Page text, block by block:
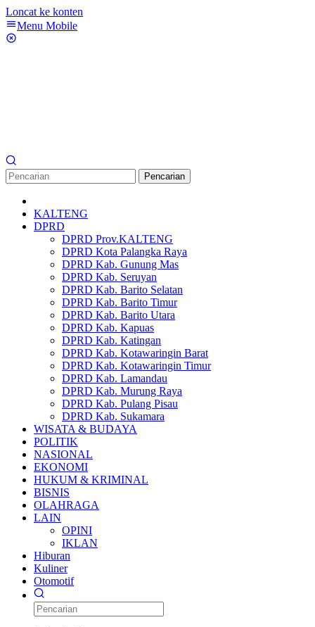
Loncat ke konten
Menu Mobile
Pencarian
KALTENG
DPRD
DPRD Prov.KALTENG
DPRD Kota Palangka Raya
DPRD Kab. Gunung Mas
DPRD Kab. Seruyan
DPRD Kab. Barito Selatan
DPRD Kab. Barito Timur
DPRD Kab. Barito Utara
DPRD Kab. Kapuas
DPRD Kab. Katingan
DPRD Kab. Kotawaringin Barat
DPRD Kab. Kotawaringin Timur
DPRD Kab. Lamandau
DPRD Kab. Murung Raya
DPRD Kab. Pulang Pisau
DPRD Kab. Sukamara
WISATA & BUDAYA
POLITIK
NASIONAL
EKONOMI
HUKUM & KRIMINAL
BISNIS
OLAHRAGA
LAIN
OPINI
IKLAN
Hiburan
Kuliner
Otomotif